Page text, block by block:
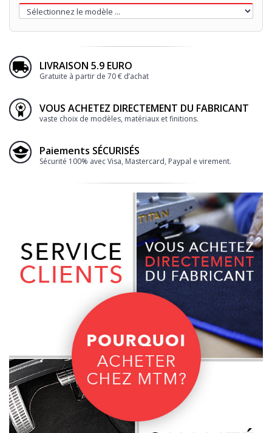
LIVRAISON 5.9 EURO
Gratuite à partir de 70 € d’achat
VOUS ACHETEZ DIRECTEMENT DU FABRICANT
vaste choix de modèles, matériaux et finitions.
Paiements SÉCURISÉS
Sécurité 100% avec Visa, Mastercard, Paypal e virement.